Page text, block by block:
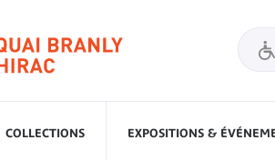
COLLECTIONS EXPOSITIONS &